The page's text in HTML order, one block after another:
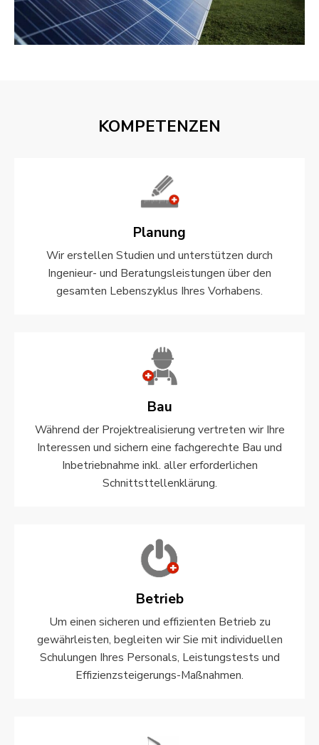
KOMPETENZEN
Planung
Wir erstellen Studien und unterstützen durch
Ingenieur- und Beratungsleistungen über den
gesamten Lebenszyklus Ihres Vorhabens.
Bau
Während der Projektrealisierung vertreten wir Ihre
Interessen und sichern eine fachgerechte Bau und
Inbetriebnahme inkl. aller erforderlichen
Schnittsttellenklärung.
Betrieb
Um einen sicheren und effizienten Betrieb zu
gewährleisten, begleiten wir Sie mit individuellen
Schulungen Ihres Personals, Leistungstests und
Effizienzsteigerungs-Maßnahmen.